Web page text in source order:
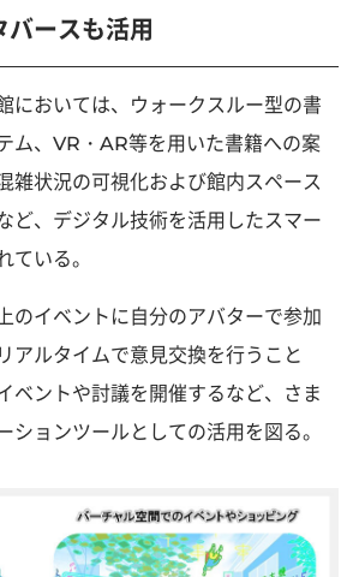
ースも活用
においては、ウォークスルー型の書
ム、VR・AR等を用いた書籍への案
雑状況の可視化および館内スペース
ど、デジタル技術を活用したスマー
ている。
のイベントに自分のアバターで参加
アルタイムで意見交換を行うこと
ベントや討議を開催するなど、さま
ションツールとしての活用を図る。